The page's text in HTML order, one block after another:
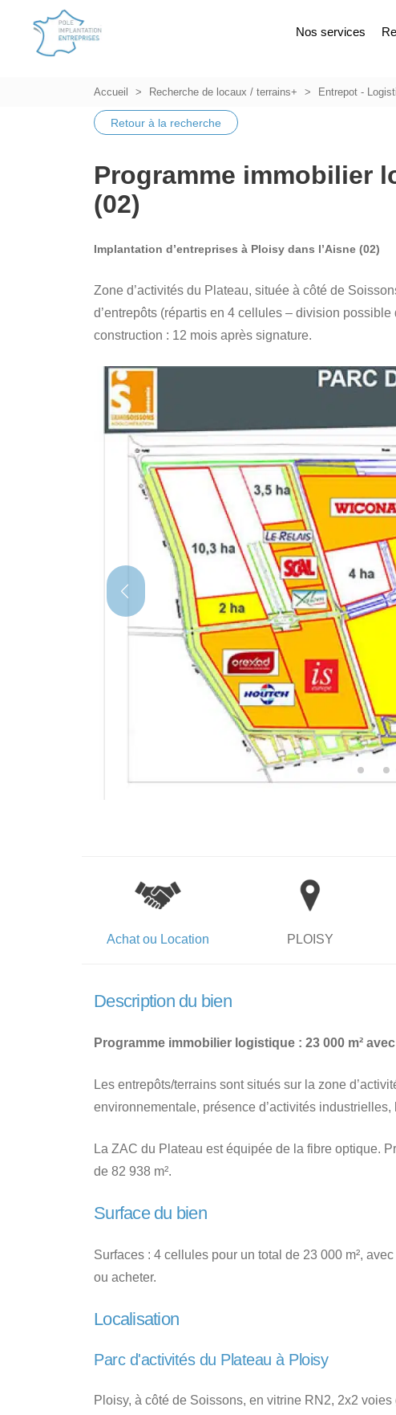
Nos services
Accueil Recherche de locaux / terrains+ Entrepot -
Retour à la recherche
Programme immobilier
(02)
Implantation d’entreprises à Ploisy dans l’Aisne (02)
Zone d’activités du Plateau, située à côté de
d’entrepôts (répartis en 4 cellules – division
construction : 12 mois après signature.
Achat ou Location PLOISY
Description du bien
Programme immobilier logistique : 23 000 m²
Les entrepôts/terrains sont situés sur la zone
environnementale, présence d’activités
La ZAC du Plateau est équipée de la fibre optique.
de 82 938 m².
Surface du bien
Surfaces : 4 cellules pour un total de 23 000 m²,
ou acheter.
Localisation
Parc d'activités du Plateau à Ploisy
Ploisy, à côté de Soissons, en vitrine RN2, 2x2